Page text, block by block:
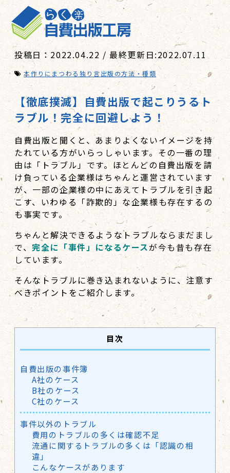
投稿日：2022.04.22 / 最終更新日:2022.07.11
本作りにまつわる独り言出版の方法・種類
【徹底撲滅】自費出版で起こりうるト
ラブル！完全に回避しよう！
自費出版と聞くと、あまりよくないイメージを持
たれている方がいらっしゃいます。その一番の理
由は「トラブル」です。ほとんどの自費出版を請
け負っている企業様はちゃんと運営されています
が、一部の企業様の中にあえてトラブルを引き起
こす、いわゆる「詐欺的」な企業様も存在するの
も事実です。
ちゃんと解決できるようなトラブルならまだまし
で、完全に「事件」になるケースが今も昔も存在
しています。
そんなトラブルに巻き込まれないように、注意す
べきポイントをご紹介します。
目次
自費出版の事件簿
A社のケース
B社のケース
C社のケース
事件以外のトラブル
費用のトラブルの多くは確認不足
流通に関するトラブルの多くは「認識の相
違」
こんなケースがあります